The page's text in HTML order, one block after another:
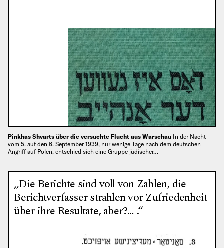
Pinkhas Shvarts über die versuchte Flucht aus Warschau In der Nacht
vom 5. auf den 6. September 1939, nur wenige Tage nach dem deutschen
Angriff auf Polen, entschied sich eine Gruppe jüdischer…
„Die Berichte sind voll von Zahlen, die
Berichtverfasser strahlen vor Zufriedenheit
über ihre Resultate, aber?… .“